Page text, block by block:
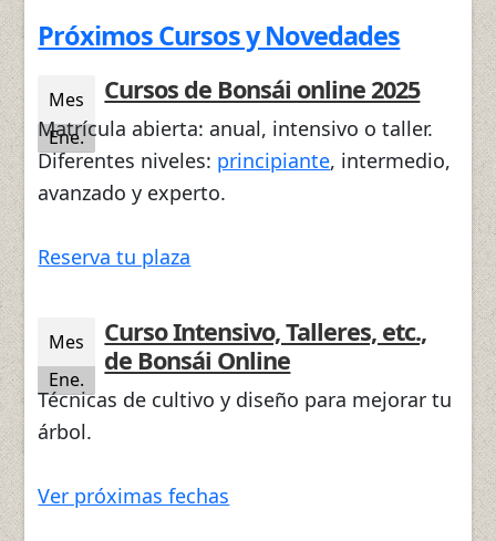
Próximos Cursos y Novedades
Mes
Ene.
Cursos de Bonsái online 2025
Matrícula abierta: anual, intensivo o taller.
Diferentes niveles: principiante, intermedio,
avanzado y experto.
Reserva tu plaza
Mes
Ene.
Curso Intensivo, Talleres, etc.,
de Bonsái Online
Técnicas de cultivo y diseño para mejorar tu
árbol.
Ver próximas fechas